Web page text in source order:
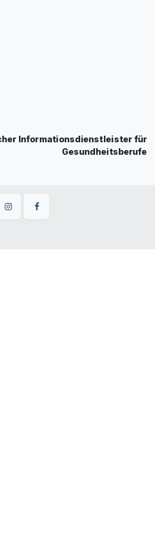
Informationsdienstleister für
Gesundheitsberufe